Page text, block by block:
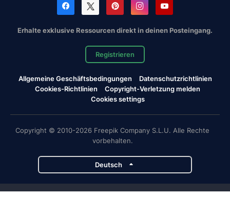
Erhalte exklusive Ressourcen direkt in deinen Posteingang.
Registrieren
Allgemeine Geschäftsbedingungen
Datenschutzrichtlinien
Cookies-Richtlinien
Copyright-Verletzung melden
Cookies settings
Copyright © 2010-2026 Freepik Company S.L.U. Alle Rechte
vorbehalten.
Deutsch